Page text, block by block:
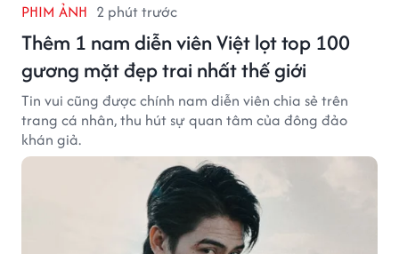
PHIM ẢNH 2 phút trước
Thêm 1 nam diễn viên Việt lọt top 100
gương mặt đẹp trai nhất thế giới
Tin vui cũng được chính nam diễn viên chia sẻ trên
trang cá nhân, thu hút sự quan tâm của đông đảo
khán giả.